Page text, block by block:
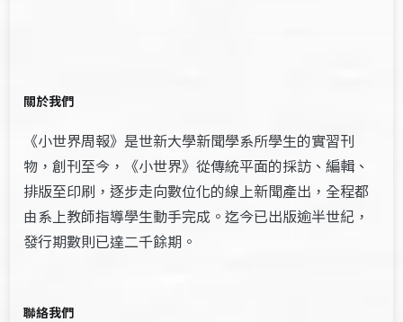
關於我們
《小世界周報》是世新大學新聞學系所學生的實習刊
物，創刊至今，《小世界》從傳統平面的採訪、編輯、
排版至印刷，逐步走向數位化的線上新聞產出，全程都
由系上教師指導學生動手完成。迄今已出版逾半世紀，
發行期數則已達二千餘期。
聯絡我們